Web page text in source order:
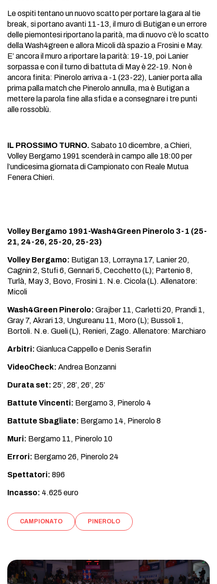
Le ospiti tentano un nuovo scatto per portare la gara al tie
break, si portano avanti 11-13, il muro di Butigan e un errore
delle piemontesi riportano la parità, ma di nuovo c’è lo scatto
della Wash4green e allora Micoli dà spazio a Frosini e May.
E’ ancora il muro a riportare la parità: 19-19, poi Lanier
sorpassa e con il turno di battuta di May è 22-19. Non è
ancora finita: Pinerolo arriva a -1 (23-22), Lanier porta alla
prima palla match che Pinerolo annulla, ma è Butigan a
mettere la parola fine alla sfida e a consegnare i tre punti
alle rossoblù.
IL PROSSIMO TURNO. Sabato 10 dicembre, a Chieri,
Volley Bergamo 1991 scenderà in campo alle 18:00 per
l’undicesima giornata di Campionato con Reale Mutua
Fenera Chieri.
Volley Bergamo 1991-Wash4Green Pinerolo 3-1 (25-
21, 24-26, 25-20, 25-23)
Volley Bergamo: Butigan 13, Lorrayna 17, Lanier 20,
Cagnin 2, Stufi 6, Gennari 5, Cecchetto (L); Partenio 8,
Turlà, May 3, Bovo, Frosini 1. N.e. Cicola (L). Allenatore:
Micoli
Wash4Green Pinerolo: Grajber 11, Carletti 20, Prandi 1,
Gray 7, Akrari 13, Ungureanu 11, Moro (L); Bussoli 1,
Bortoli. N.e. Gueli (L), Renieri, Zago. Allenatore: Marchiaro
Arbitri: Gianluca Cappello e Denis Serafin
VideoCheck: Andrea Bonzanni
Durata set: 25’, 28’, 26’, 25’
Battute Vincenti: Bergamo 3, Pinerolo 4
Battute Sbagliate: Bergamo 14, Pinerolo 8
Muri: Bergamo 11, Pinerolo 10
Errori: Bergamo 26, Pinerolo 24
Spettatori: 896
Incasso: 4.625 euro
CAMPIONATO PINEROLO